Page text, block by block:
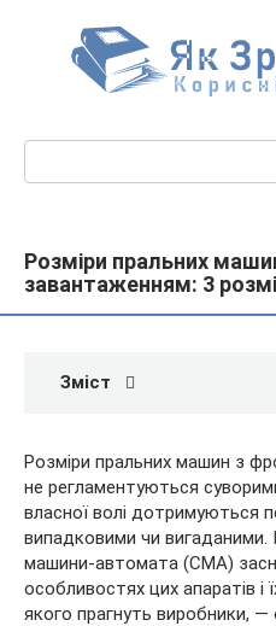
Розміри пральних
завантаженням: 3
Зміст
Розміри пральних машин з
не регламентуються
власної волі дотримуються
випадковими чи вигаданими.
машини-автомата (СМА)
особливостях цих апаратів і
якого прагнуть виробники, —